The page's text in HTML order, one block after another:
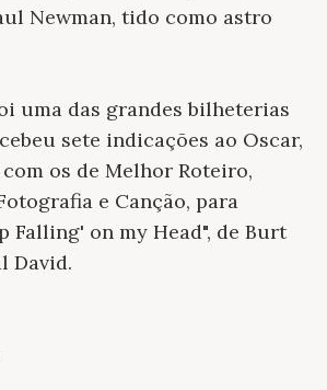
Newman, tido como astro
uma das grandes bilheterias
sete indicações ao Oscar,
os de Melhor Roteiro,
e Canção, para
Falling' on my Head", de Burt
David.